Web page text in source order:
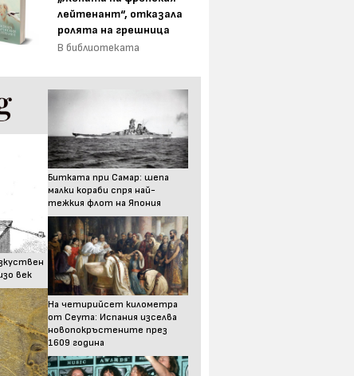
лейтенант“, отказала
ролята на грешница
В библиотеката
век
Битката при Самар: шепа
малки кораби спря най-
тежкия флот на Япония
На четирийсет километра
от Сеута: Испания изселва
новопокръстените през
1609 година